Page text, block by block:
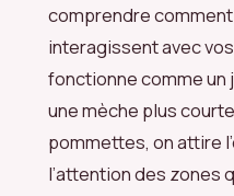
comprendre
interagissent avec
fonctionne comme un
une mèche plus
pommettes, on attire
l’attention des zones